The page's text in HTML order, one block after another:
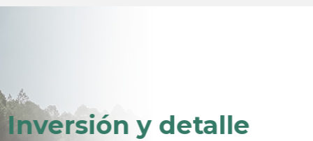
Inversión y detalle